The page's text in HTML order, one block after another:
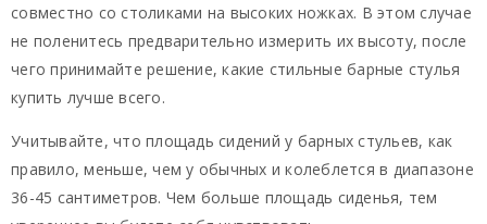
совместно со столиками на высоких ножках. В этом случае
не поленитесь предварительно измерить их высоту, после
чего принимайте решение, какие стильные барные стулья
купить лучше всего.
Учитывайте, что площадь сидений у барных стульев, как
правило, меньше, чем у обычных и колеблется в диапазоне
36-45 сантиметров. Чем больше площадь сиденья, тем